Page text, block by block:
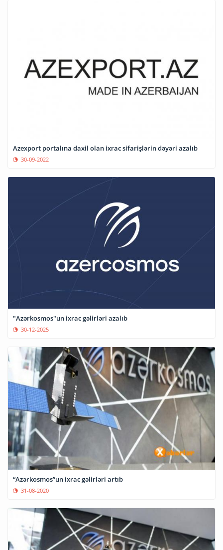
Azexport portalına daxil olan ixrac sifarişlərin dəyəri azalıb
30-09-2022
"Azərkosmos"un ixrac gəlirləri azalıb
30-12-2025
“Azərkosmos”un ixrac gəlirləri artıb
31-08-2020